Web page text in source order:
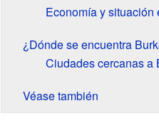
Economía y situación
¿Dónde se encuentra
Ciudades cercanas a
Véase también